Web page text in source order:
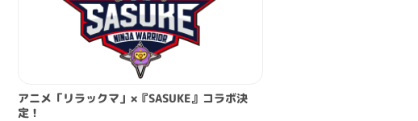
アニメ「リラックマ」×『SASUKE』コラボ決
定！